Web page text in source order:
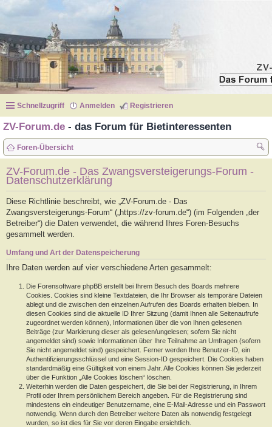
Schnellzugriff Anmelden Registrieren
ZV-Forum.de - das Forum für Bietinteressenten
Foren-Übersicht
ZV-Forum.de - Das Zwangsversteigerungs-Forum -
Datenschutzerklärung
Diese Richtlinie beschreibt, wie „ZV-Forum.de - Das
Zwangsversteigerungs-Forum“ („https://zv-forum.de“) (im Folgenden „der
Betreiber“) die Daten verwendet, die während Ihres Foren-Besuchs
gesammelt werden.
Umfang und Art der Datenspeicherung
Ihre Daten werden auf vier verschiedene Arten gesammelt:
Die Forensoftware phpBB erstellt bei Ihrem Besuch des Boards mehrere
Cookies. Cookies sind kleine Textdateien, die Ihr Browser als temporäre Dateien
ablegt und die zwischen den einzelnen Aufrufen des Boards erhalten bleiben. In
diesen Cookies sind die aktuelle ID Ihrer Sitzung (damit Ihnen alle Seitenaufrufe
zugeordnet werden können), Informationen über die von Ihnen gelesenen
Beiträge (zur Markierung dieser als gelesen/ungelesen; sofern Sie nicht
angemeldet sind) sowie Informationen über Ihre Teilnahme an Umfragen (sofern
Sie nicht angemeldet sind) gespeichert. Ferner werden Ihre Benutzer-ID, ein
Authentifizierungsschlüssel und eine Session-ID gespeichert. Die Cookies haben
standardmäßig eine Gültigkeit von einem Jahr. Alle Cookies können Sie jederzeit
über die Funktion „Alle Cookies löschen“ löschen.
Weiterhin werden die Daten gespeichert, die Sie bei der Registrierung, in Ihrem
Profil oder Ihrem persönlichem Bereich angeben. Für die Registrierung sind
mindestens ein eindeutiger Benutzername, eine E-Mail-Adresse und ein Passwort
notwendig. Wenn durch den Betreiber weitere Daten als notwendig festgelegt
wurden, so ist dies für Sie vor deren Eingabe ersichtlich.